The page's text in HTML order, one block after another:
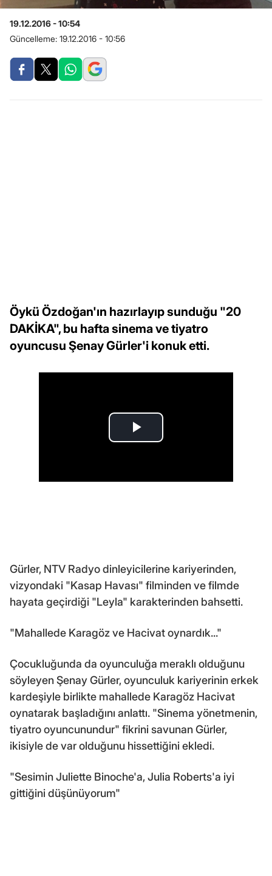
19.12.2016 - 10:54
Güncelleme: 19.12.2016 - 10:56
Öykü Özdoğan'ın hazırlayıp sunduğu "20
DAKİKA", bu hafta sinema ve tiyatro
oyuncusu Şenay Gürler'i konuk etti.
Gürler, NTV Radyo dinleyicilerine kariyerinden,
vizyondaki "Kasap Havası" filminden ve filmde
hayata geçirdiği "Leyla" karakterinden bahsetti.
"Mahallede Karagöz ve Hacivat oynardık..."
Çocukluğunda da oyunculuğa meraklı olduğunu
söyleyen Şenay Gürler, oyunculuk kariyerinin erkek
kardeşiyle birlikte mahallede Karagöz Hacivat
oynatarak başladığını anlattı. "Sinema yönetmenin,
tiyatro oyuncunundur" fikrini savunan Gürler,
ikisiyle de var olduğunu hissettiğini ekledi.
"Sesimin Juliette Binoche'a, Julia Roberts'a iyi
gittiğini düşünüyorum"